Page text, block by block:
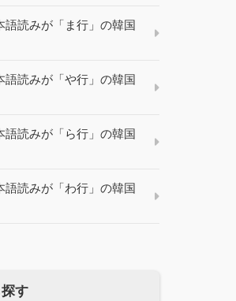
語読みが「ま行」の韓国
語読みが「や行」の韓国
語読みが「ら行」の韓国
語読みが「わ行」の韓国
す